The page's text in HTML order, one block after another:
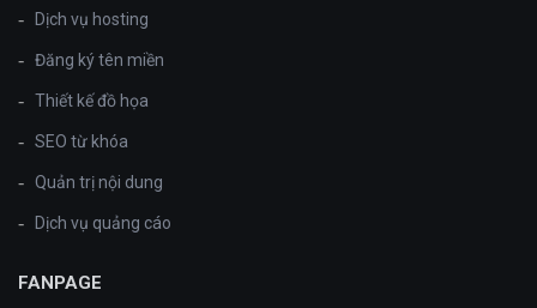
Dịch vụ hosting
Đăng ký tên miền
Thiết kế đồ họa
SEO từ khóa
Quản trị nội dung
Dịch vụ quảng cáo
FANPAGE